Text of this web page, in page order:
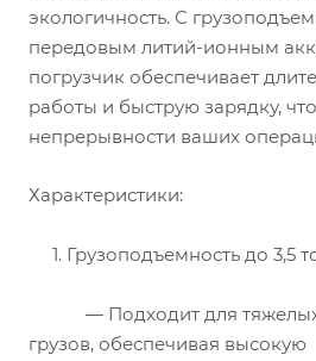
экологичность. С
передовым литий-ионным
погрузчик обеспечивает
работы и быструю зарядку,
непрерывности ваших
Характеристики:
1. Грузоподъемность до 3,5
— Подходит для тяжелых
грузов, обеспечивая высокую